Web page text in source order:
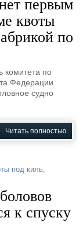
первым
квоты
по
комитета по
Федерации
судно
Читать полностью
под киль,
к спуску